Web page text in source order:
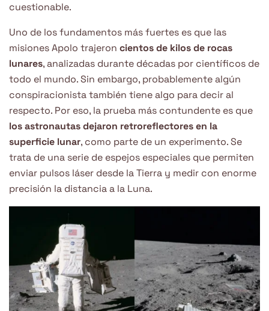
cuestionable.
Uno de los fundamentos más fuertes es que las
misiones Apolo trajeron cientos de kilos de rocas
lunares, analizadas durante décadas por científicos de
todo el mundo. Sin embargo, probablemente algún
conspiracionista también tiene algo para decir al
respecto. Por eso, la prueba más contundente es que
los astronautas dejaron retroreflectores en la
superficie lunar, como parte de un experimento. Se
trata de una serie de espejos especiales que permiten
enviar pulsos láser desde la Tierra y medir con enorme
precisión la distancia a la Luna.